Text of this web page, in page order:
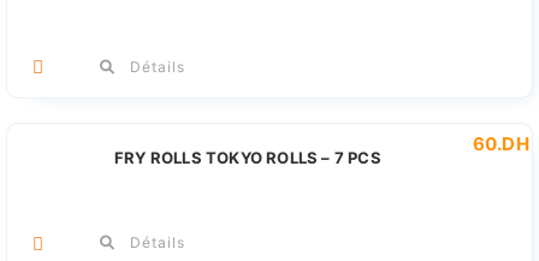
Détails
FRY ROLLS TOKYO ROLLS – 7 PCS
60.DH
Détails